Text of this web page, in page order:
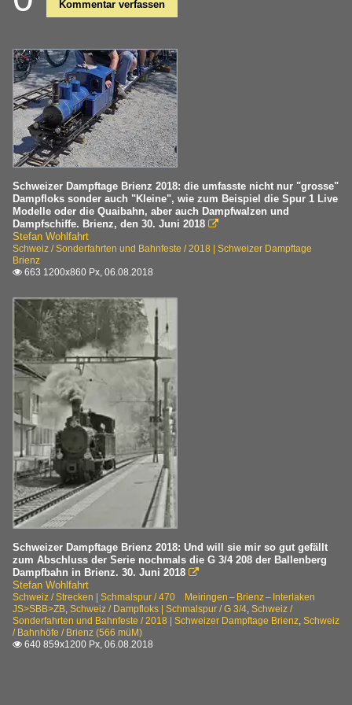
Kommentar verfassen
Schweizer Dampftage Brienz 2018: die umfasste nicht nur "grosse"
Dampfloks sonder auch "Kleine", wie zum Beispiel die Spur 1 Live
Modelle oder die Quaibahn, aber auch Dampfwalzen und
Dampfschiffe. Brienz, den 30. Juni 2018 
Stefan Wohlfahrt
Schweiz / Sonderfahrten und Bahnfeste / 2018 | Schweizer Dampftage
Brienz
 663 1200x860 Px, 06.08.2018
Schweizer Dampftage Brienz 2018: Und will sie mir so gut gefällt
zum Abschluss der Serie nochmals die G 3/4 208 der Ballenberg
Dampfbahn in Brienz. 30. Juni 2018 
Stefan Wohlfahrt
Schweiz / Strecken | Schmalspur / 470 Meiringen – Brienz – Interlaken
JS>SBB>ZB, Schweiz / Dampfloks | Schmalspur / G 3/4, Schweiz /
Sonderfahrten und Bahnfeste / 2018 | Schweizer Dampftage Brienz, Schweiz
/ Bahnhöfe / Brienz (566 müM)
 640 859x1200 Px, 06.08.2018